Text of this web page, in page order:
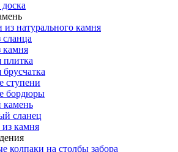
из натурального камня
камня
плитка
ступени
бордюры
сланец
из камня
колпаки на столбы забора